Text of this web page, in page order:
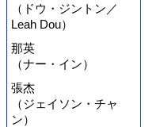
（ドウ・ジントン／
Leah Dou）
那英
（ナー・イン）
張杰
（ジェイソン・チャ
ン）